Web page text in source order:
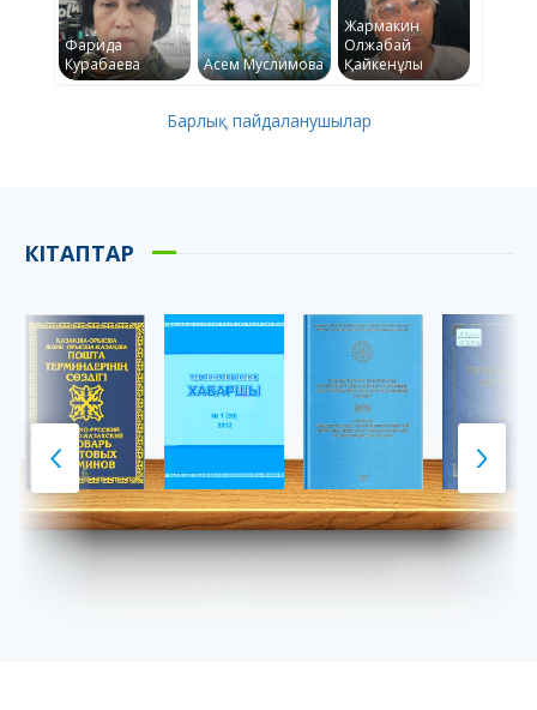
Фарида
Курабаева
Асем Муслимова
Жармакин
Олжабай
Қайкенұлы
Барлық пайдаланушылар
КІТАПТАР